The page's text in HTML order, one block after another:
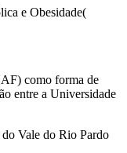
e Obesidade(
como forma de
entre a Universidade
Vale do Rio Pardo